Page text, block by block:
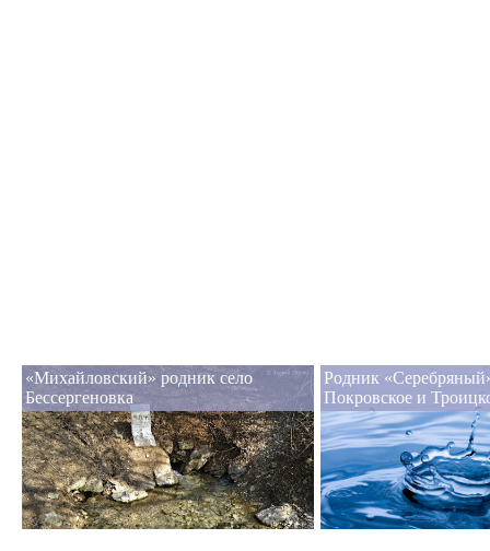
«Михайловский» родник село
Бессергеновка
Родник
Покровское и